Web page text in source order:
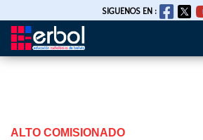
Pasar
SIGUENOS EN :
ALTO COMISIONADO